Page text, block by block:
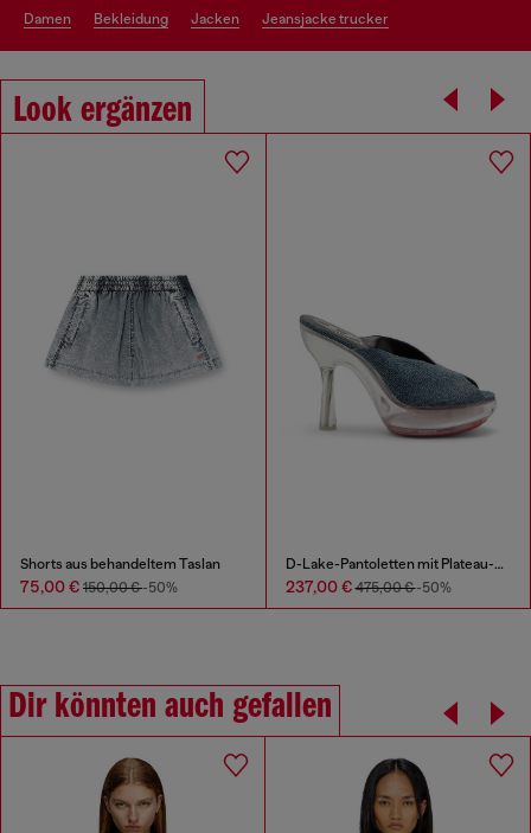
damen bekleidung jacken jeansjacke trucker
Look ergänzen
Shorts aus behandeltem Taslan
75,00 € 150,00 €-50%
D-Lake-Pantoletten mit Plateau-Sohle aus Denim und Plexiglas
237,00 €475,00 €-50%
Dir könnten auch gefallen